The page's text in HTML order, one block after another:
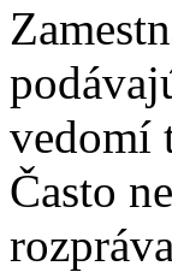
vedomí
Často